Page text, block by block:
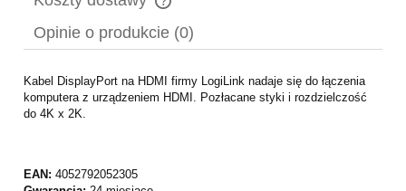
Cena nie zawiera ewentualnych kosztów płatności
Opinie o produkcie (0)
Kabel DisplayPort na HDMI firmy LogiLink nadaje się do łączenia
komputera z urządzeniem HDMI. Pozłacane styki i rozdzielczość
do 4K x 2K.
EAN: 4052792052305